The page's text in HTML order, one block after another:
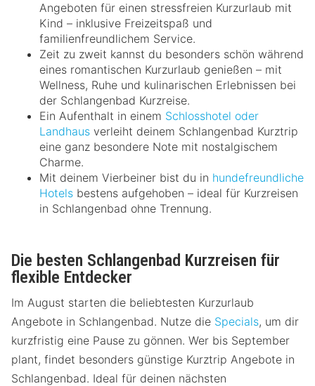
Angeboten für einen stressfreien Kurzurlaub mit
Kind – inklusive Freizeitspaß und
familienfreundlichem Service.
Zeit zu zweit kannst du besonders schön während
eines romantischen Kurzurlaub genießen – mit
Wellness, Ruhe und kulinarischen Erlebnissen bei
der Schlangenbad Kurzreise.
Ein Aufenthalt in einem Schlosshotel oder
Landhaus verleiht deinem Schlangenbad Kurztrip
eine ganz besondere Note mit nostalgischem
Charme.
Mit deinem Vierbeiner bist du in hundefreundliche
Hotels bestens aufgehoben – ideal für Kurzreisen
in Schlangenbad ohne Trennung.
Die besten Schlangenbad Kurzreisen für
flexible Entdecker
Im August starten die beliebtesten Kurzurlaub
Angebote in Schlangenbad. Nutze die Specials, um dir
kurzfristig eine Pause zu gönnen. Wer bis September
plant, findet besonders günstige Kurztrip Angebote in
Schlangenbad. Ideal für deinen nächsten